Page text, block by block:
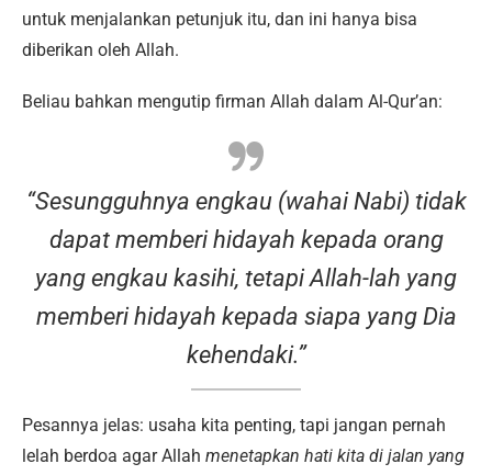
untuk menjalankan petunjuk itu, dan ini hanya bisa
diberikan oleh Allah.
Beliau bahkan mengutip firman Allah dalam Al-Qur’an:
“Sesungguhnya engkau (wahai Nabi) tidak
dapat memberi hidayah kepada orang
yang engkau kasihi, tetapi Allah-lah yang
memberi hidayah kepada siapa yang Dia
kehendaki.”
Pesannya jelas: usaha kita penting, tapi jangan pernah
lelah berdoa agar Allah menetapkan hati kita di jalan yang